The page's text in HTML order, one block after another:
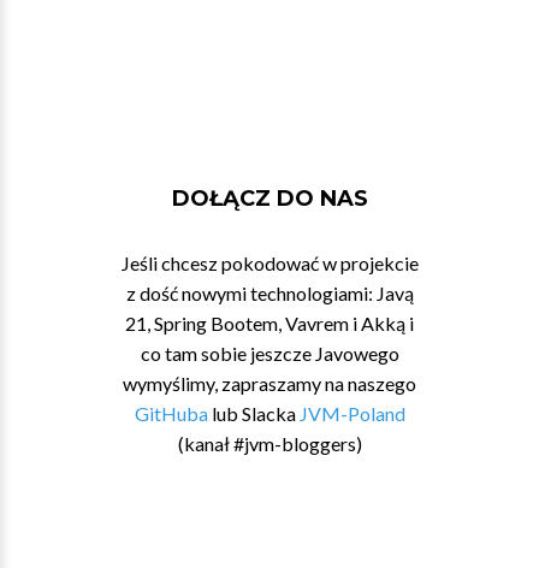
DOŁĄCZ DO NAS
Jeśli chcesz pokodować w projekcie
z dość nowymi technologiami: Javą
21, Spring Bootem, Vavrem i Akką i
co tam sobie jeszcze Javowego
wymyślimy, zapraszamy na naszego
GitHubalub Slacka JVM-Poland
(kanał #jvm-bloggers)